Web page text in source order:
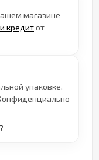
магазине
кредитот
упаковке,